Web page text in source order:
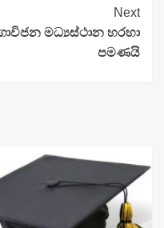
Next
මධ්‍යස්ථාන හරහා
පමණයි